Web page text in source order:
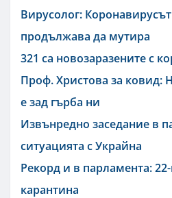
Вирусолог:
продължава да мутира
321 са новозаразените с
Проф. Христова за ковид:
е зад гърба ни
Извънредно заседание в
ситуацията с Украйна
Рекорд и в парламента:
карантина